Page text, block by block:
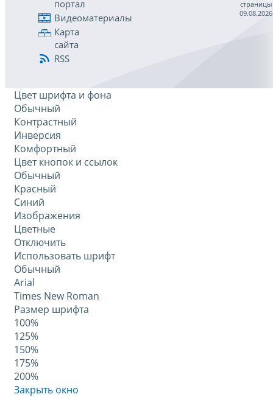
портал
Видеоматериалы
Карта
сайта
RSS
страницы
09.08.2026
Цвет шрифта и фона
Обычный
Контрастный
Инверсия
Комфортный
Цвет кнопок и ссылок
Обычный
Красный
Синий
Изображения
Цветные
Отключить
Использовать шрифт
Обычный
Arial
Times New Roman
Размер шрифта
100%
125%
150%
175%
200%
Закрыть окно